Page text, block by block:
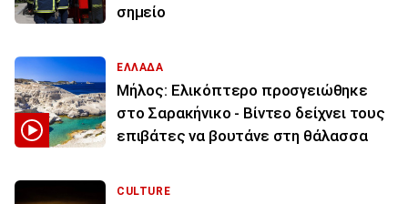
σημείο
ΕΛΛΑΔΑ
Μήλος: Ελικόπτερο προσγειώθηκε
στο Σαρακήνικο - Βίντεο δείχνει τους
επιβάτες να βουτάνε στη θάλασσα
CULTURE